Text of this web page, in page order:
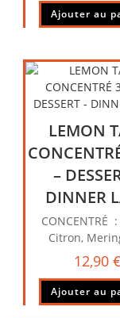
Ajouter au
LEMON
–
DINNER
CONCENTRÉ
Citron,
12,90€
Ajouter au